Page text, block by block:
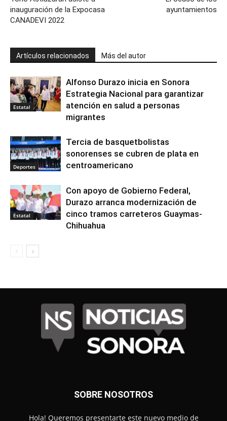
inauguración de la Expocasa
CANADEVI 2022
ayuntamientos
Artículos relacionados Más del autor
Estatal
Alfonso Durazo inicia en Sonora
Estrategia Nacional para garantizar
atención en salud a personas
migrantes
Deportes
Tercia de basquetbolistas
sonorenses se cubren de plata en
centroamericano
Estatal
Con apoyo de Gobierno Federal,
Durazo arranca modernización de
cinco tramos carreteros Guaymas-
Chihuahua
SOBRE NOSOTROS
Hola! Queremos presentarte este nuevo medio de